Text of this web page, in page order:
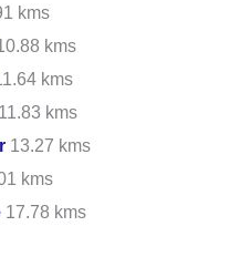
kms
kms
kms
11.83 kms
13.27 kms
kms
17.78 kms